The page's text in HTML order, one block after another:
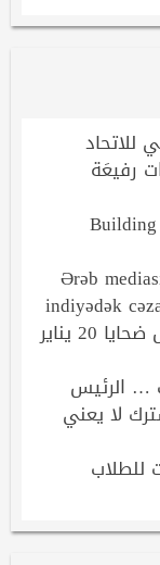
للاتحاد
رفيعَة
Ərəb
indiyədək
مازال ضحايا 20 يناير
… الرئيس
لا يعني
للطلاب